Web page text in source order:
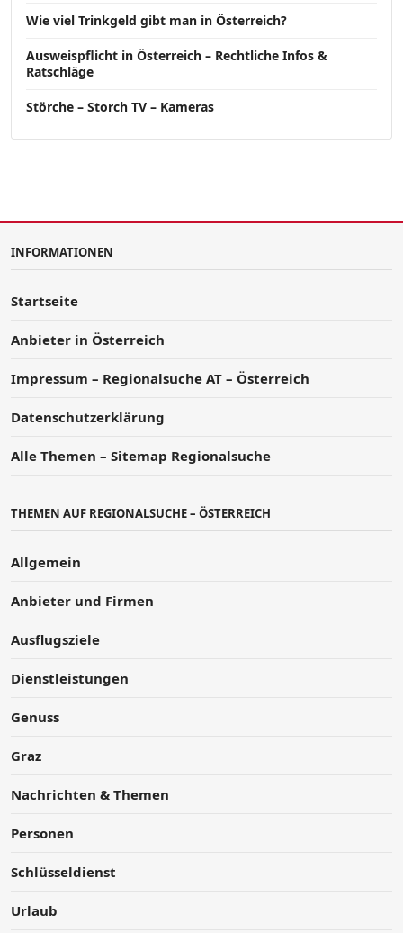
Wie viel Trinkgeld gibt man in Österreich?
Ausweispflicht in Österreich – Rechtliche Infos &
Ratschläge
Störche – Storch TV – Kameras
INFORMATIONEN
Startseite
Anbieter in Österreich
Impressum – Regionalsuche AT – Österreich
Datenschutzerklärung
Alle Themen – Sitemap Regionalsuche
THEMEN AUF REGIONALSUCHE – ÖSTERREICH
Allgemein
Anbieter und Firmen
Ausflugsziele
Dienstleistungen
Genuss
Graz
Nachrichten & Themen
Personen
Schlüsseldienst
Urlaub